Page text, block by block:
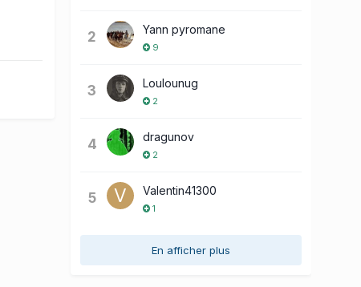
2 Yann pyromane
9
3 Loulounug
2
4 dragunov
2
5 Valentin41300
1
En afficher plus